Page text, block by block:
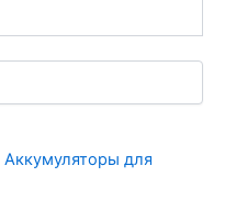
Аккумуляторы для